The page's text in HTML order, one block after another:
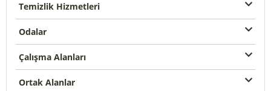
Temizlik Hizmetleri
Odalar
Çalışma Alanları
Ortak Alanlar